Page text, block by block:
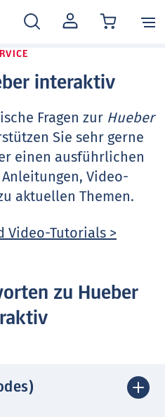
MEIN
KONTO
interaktiv
Fragen zur Hueber
Sie sehr gerne
einen ausführlichen
Video-
aktuellen Themen.
Video-Tutorials >
zu Hueber